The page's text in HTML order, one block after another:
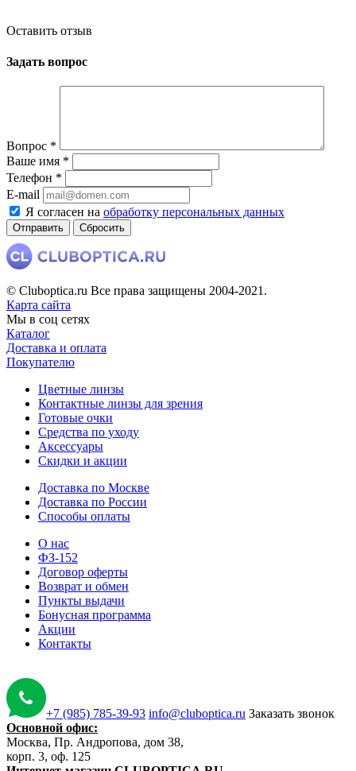
Оставить отзыв
Задать вопрос
Вопрос *
Ваше имя *
Телефон *
E-mail
Я согласен на обработку персональных данных
Сбросить
© Cluboptica.ru Все права защищены 2004-2021.
Карта сайта
Мы в соц сетях
Каталог
Доставка и оплата
Покупателю
Цветные линзы
Контактные линзы для зрения
Готовые очки
Средства по уходу
Аксессуары
Скидки и акции
Доставка по Москве
Доставка по России
Способы оплаты
О нас
ФЗ-152
Договор оферты
Возврат и обмен
Пункты выдачи
Бонусная программа
Акции
Контакты
+7 (985) 785-39-93 info@cluboptica.ru Заказать звонок
Основной офис:
Москва, Пр. Андропова, дом 38,
корп. 3, оф. 125